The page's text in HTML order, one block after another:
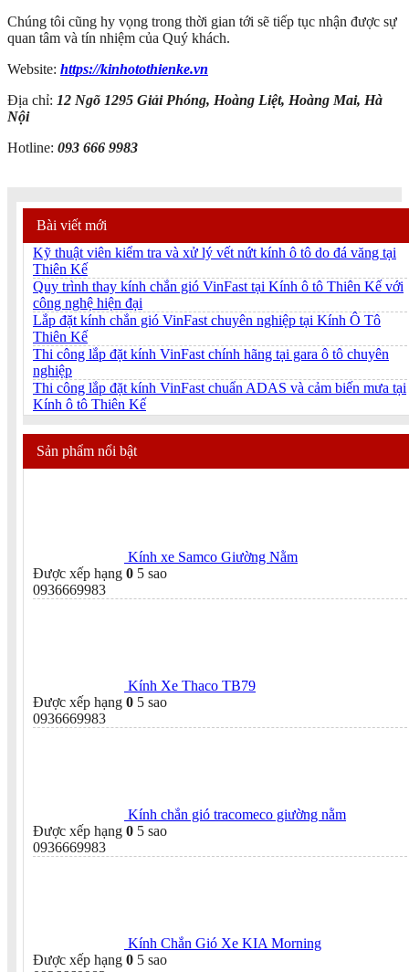
Chúng tôi cũng hy vọng trong thời gian tới sẽ tiếp tục nhận được sự
quan tâm và tín nhiệm của Quý khách.
Website: https://kinhotothienke.vn
Địa chỉ: 12 Ngõ 1295 Giải Phóng, Hoàng Liệt, Hoàng Mai, Hà
Nội
Hotline: 093 666 9983
Bài viết mới
Kỹ thuật viên kiểm tra và xử lý vết nứt kính ô tô do đá văng tại
Thiên Kế
Quy trình thay kính chắn gió VinFast tại Kính ô tô Thiên Kế với
công nghệ hiện đại
Lắp đặt kính chắn gió VinFast chuyên nghiệp tại Kính Ô Tô
Thiên Kế
Thi công lắp đặt kính VinFast chính hãng tại gara ô tô chuyên
nghiệp
Thi công lắp đặt kính VinFast chuẩn ADAS và cảm biến mưa tại
Kính ô tô Thiên Kế
Sản phẩm nổi bật
Kính xe Samco Giường Nằm
Được xếp hạng 0 5 sao
0936669983
Kính Xe Thaco TB79
Được xếp hạng 0 5 sao
0936669983
Kính chắn gió tracomeco giường nằm
Được xếp hạng 0 5 sao
0936669983
Kính Chắn Gió Xe KIA Morning
Được xếp hạng 0 5 sao